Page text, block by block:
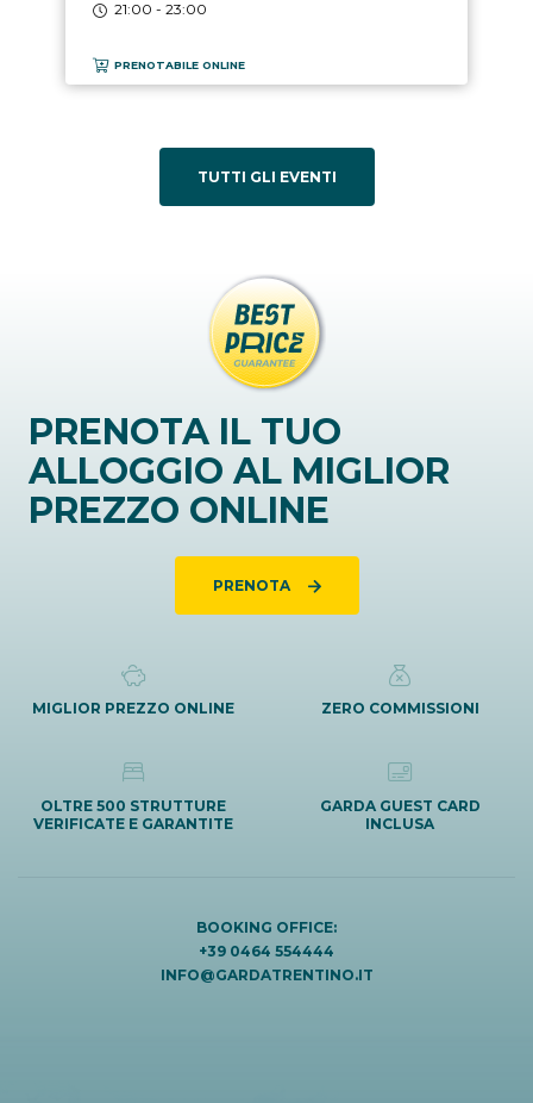
21:00 - 23:00
PRENOTABILE ONLINE
TUTTI GLI EVENTI
PRENOTA IL TUO
ALLOGGIO AL MIGLIOR
PREZZO ONLINE
PRENOTA
MIGLIOR PREZZO ONLINE ZERO COMMISSIONI
OLTRE 500 STRUTTURE
VERIFICATE E GARANTITE
GARDA GUEST CARD
INCLUSA
BOOKING OFFICE:
+39 0464 554444
INFO@GARDATRENTINO.IT